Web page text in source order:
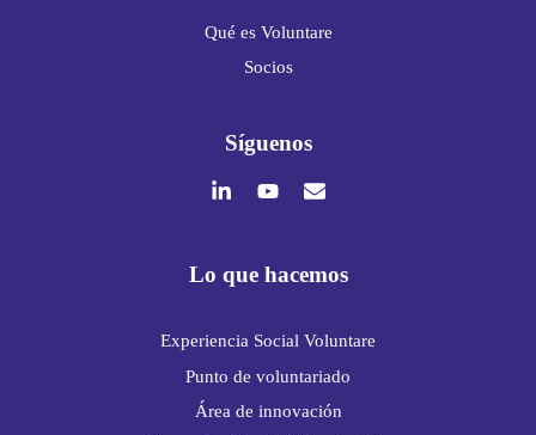
Qué es Voluntare
Socios
Síguenos
Lo que hacemos
Experiencia Social Voluntare
Punto de voluntariado
Área de innovación